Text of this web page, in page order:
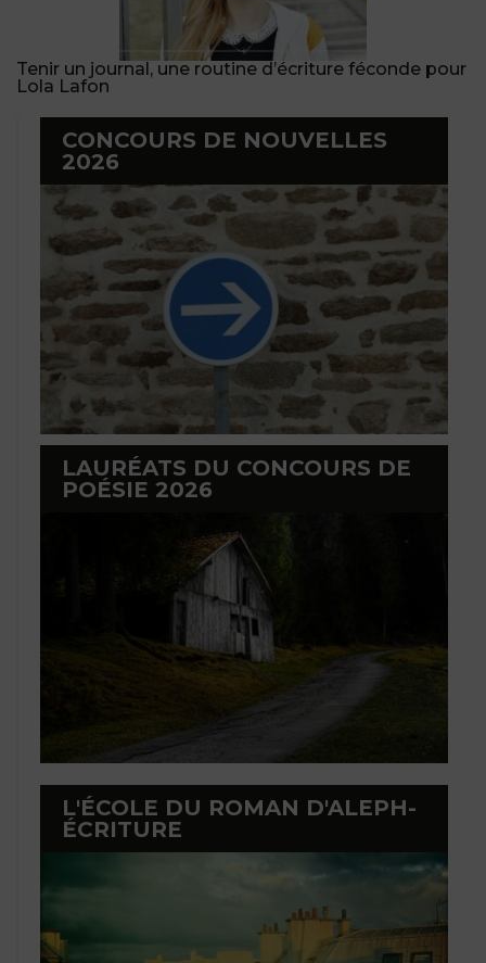
Tenir un journal, une routine d’écriture féconde pour
Lola Lafon
CONCOURS DE NOUVELLES
2026
LAURÉATS DU CONCOURS DE
POÉSIE 2026
L'ÉCOLE DU ROMAN D'ALEPH-
ÉCRITURE